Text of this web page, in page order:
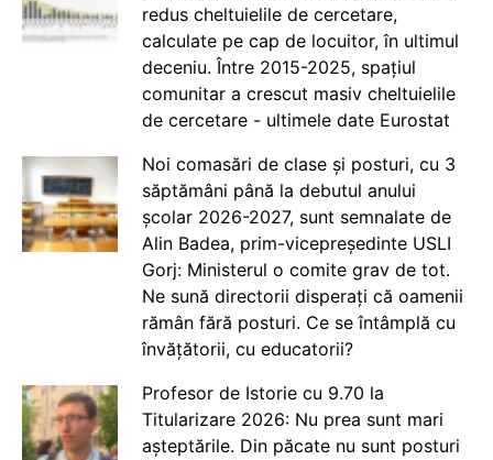
redus cheltuielile de cercetare,
calculate pe cap de locuitor, în ultimul
deceniu. Între 2015-2025, spațiul
comunitar a crescut masiv cheltuielile
de cercetare - ultimele date Eurostat
Noi comasări de clase și posturi, cu 3
săptămâni până la debutul anului
școlar 2026-2027, sunt semnalate de
Alin Badea, prim-vicepreședinte USLI
Gorj: Ministerul o comite grav de tot.
Ne sună directorii disperați că oamenii
rămân fără posturi. Ce se întâmplă cu
învățătorii, cu educatorii?
Profesor de Istorie cu 9.70 la
Titularizare 2026: Nu prea sunt mari
așteptările. Din păcate nu sunt posturi